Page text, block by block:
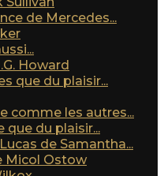
de Mercedes...
Howard
que du plaisir...
comme les autres...
que du plaisir...
de Samantha...
Micol Ostow